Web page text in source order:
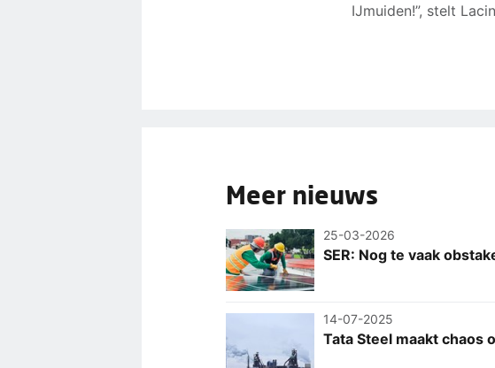
IJmuiden!”, stelt
Meer nieuws
25-03-2026
SER: Nog te vaak
14-07-2025
Tata Steel maakt chaos